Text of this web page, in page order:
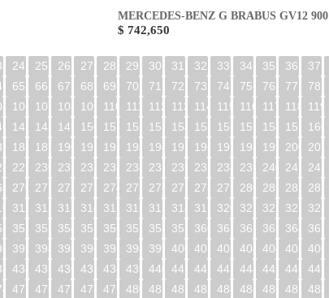
MERCEDES-BENZ G BRABUS GV12 900
$ 742,650
24 25 26 27 28 29 30 31 32 33 34 35 36 37
65 66 67 68 69 70 71 72 73 74 75 76 77 78
106 107 108 109 110 111 112 113 114 115 116 117 118 119
147 148 149 150 151 152 153 154 155 156 157 158 159 160
188 189 190 191 192 193 194 195 196 197 198 199 200 201
229 230 231 232 233 234 235 236 237 238 239 240 241 242
270 271 272 273 274 275 276 277 278 279 280 281 282 283
311 312 313 314 315 316 317 318 319 320 321 322 323 324
352 353 354 355 356 357 358 359 360 361 362 363 364 365
393 394 395 396 397 398 399 400 401 402 403 404 405 406
434 435 436 437 438 439 440 441 442 443 444 445 446 447
475 476 477 478 479 480 481 482 483 484 485 486 487 488